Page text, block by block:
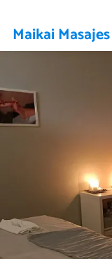
Maikai Masajes